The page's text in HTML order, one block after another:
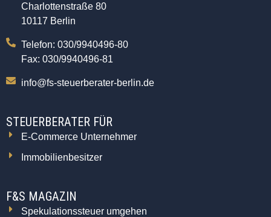
Charlottenstraße 80
10117 Berlin
Telefon: 030/9940496-80
Fax: 030/9940496-81
info@fs-steuerberater-berlin.de
STEUERBERATER FÜR
E-Commerce Unternehmer
Immobilienbesitzer
F&S MAGAZIN
Spekulationssteuer umgehen